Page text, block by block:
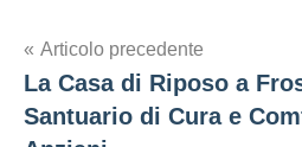
Navigazione
articoli
Articolo precedente
La Casa di Riposo a
Santuario di Cura e